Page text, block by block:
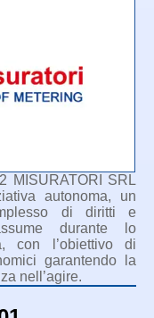
MISURATORI SRL
autonoma, un
di diritti e
durante lo
con l’obiettivo di
garantendo la
nell’agire.